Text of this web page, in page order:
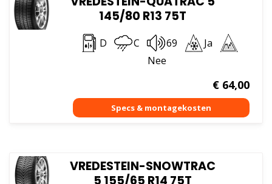
145/80 R13 75T
D C 69
Ja
Nee
€64,00
VREDESTEIN-SNOWTRAC
5 155/65 R14 75T